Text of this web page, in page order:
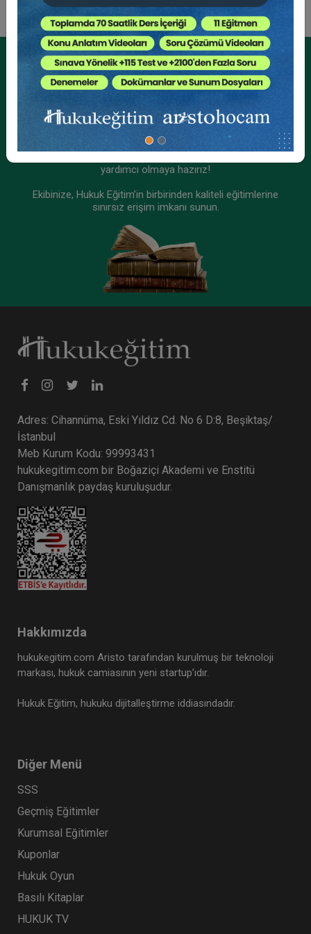
Tüketici Hukuku Enstitüsü
Fikri Mülkiyet Hukuku - II. Ticaret Hukuku
Kongresi - XI. Oturum Video Kaydı
Şirketler Hukuku - 4 - II. Ticaret Hukuku Kongresi
- IX. Oturum Video Kaydı
360 TL
Şirketler Hukuku - 2 - II. Ticaret Hukuku Kongresi
- VII. Oturum Video Kaydı
360 TL
Tüketici Hukuku Enstitüsü
Kurumsal Üyelikler İçin
Kurumsal Teklif Alın
yardımcı olmaya hazırız!
Ekibinize, Hukuk Eğitim’in birbirinden kaliteli eğitimlerine
sınırsız erişim imkanı sunun.
Adres: Cihannüma, Eski Yıldız Cd. No 6 D:8, Beşiktaş/
İstanbul
Meb Kurum Kodu: 99993431
hukukegitim.com bir Boğaziçi Akademi ve Enstitü
Danışmanlık paydaş kuruluşudur.
Hakkımızda
hukukegitim.com Aristo tarafından kurulmuş bir teknoloji
markası, hukuk camiasının yeni startup’ıdır.
Hukuk Eğitim, hukuku dijitalleştirme iddiasındadır.
Diğer Menü
SSS
Geçmiş Eğitimler
Kurumsal Eğitimler
Kuponlar
Hukuk Oyun
Basılı Kitaplar
HUKUK TV